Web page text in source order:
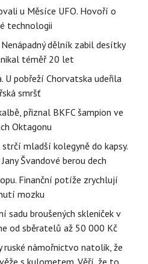
u Měsíce UFO. Hovoří o
technologii
dělník zabil desítky
téměř 20 let
U pobřeží Chorvatska udeřila
smršť
přiznal BKFC šampion ve
Oktagonu
mladší kolegyně do kapsy.
Švandové berou dech
Finanční potíže zrychlují
mozku
sadu broušených skleniček v
od sběratelů až 50 000 Kč
ruské námořnictvo natolik, že